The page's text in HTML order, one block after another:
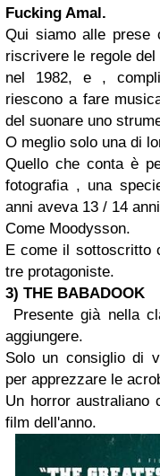
Fucking Amal.
Qui siamo alle prese
riscrivere le regole
nel 1982, e ,
riescono a fare
del suonare uno
O meglio solo una di
Quello che conta è
fotografia , una
anni aveva 13 / 14
Come Moodysson.
E come il sottoscritto
tre protagoniste.
3) THE BABADOOK
Presente già nella
aggiungere.
Solo un consiglio di
per apprezzare le
Un horror australiano
film dell'anno.